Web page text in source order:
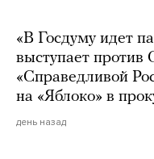
«В Госдуму идет
выступает против
«Справедливой
на «Яблоко» в
день назад